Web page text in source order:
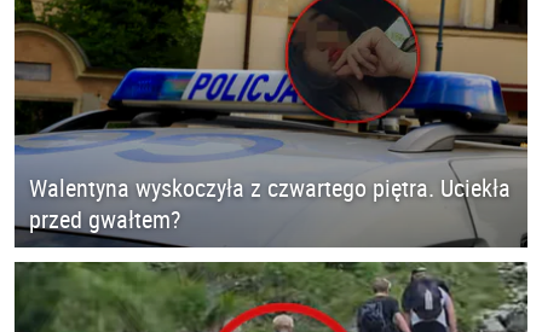
Walentyna wyskoczyła z czwartego piętra. Uciekła
przed gwałtem?